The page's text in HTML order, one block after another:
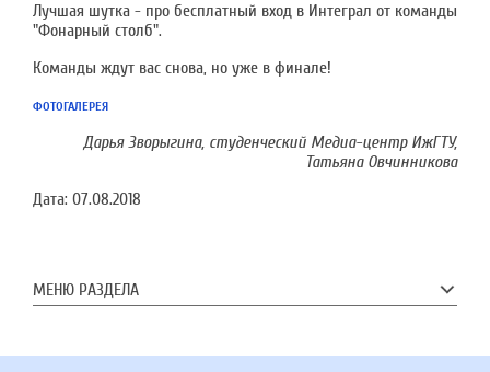
Лучшая шутка - про бесплатный вход в Интеграл от команды
"Фонарный столб".
Команды ждут вас снова, но уже в финале!
ФОТОГАЛЕРЕЯ
Дарья Зворыгина, студенческий Медиа-центр ИжГТУ,
Татьяна Овчинникова
Дата: 07.08.2018
МЕНЮ РАЗДЕЛА